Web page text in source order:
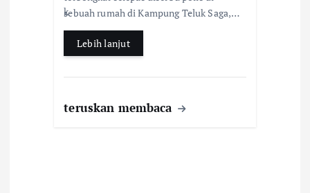
o
k
p
sebuah rumah di Kampung Teluk Saga,…
Lebih lanjut
teruskan membaca